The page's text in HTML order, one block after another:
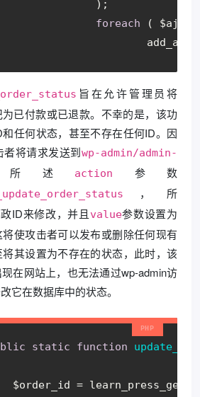
			);
foreach (
旨在允许管理员将
已付款或已退款。不幸的是，该功
任何状态，甚至不存在任何ID。因
将请求发送到wp-admin/admin-
述 action
参数
，所
ID来修改，并且 value参数设置为
使攻击者可以发布或删除任何现有
其设置为不存在的状态，此时，该
在网站上，也无法通过wp-admin访
它在数据库中的状态。
static function
$order_id =